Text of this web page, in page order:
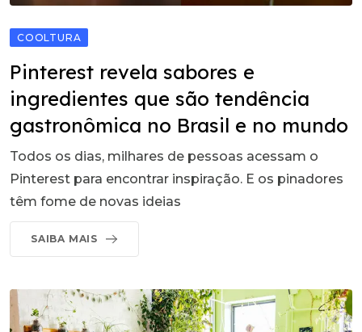
COOLTURA
Pinterest revela sabores e
ingredientes que são tendência
gastronômica no Brasil e no mundo
Todos os dias, milhares de pessoas acessam o
Pinterest para encontrar inspiração. E os pinadores
têm fome de novas ideias
SAIBA MAIS